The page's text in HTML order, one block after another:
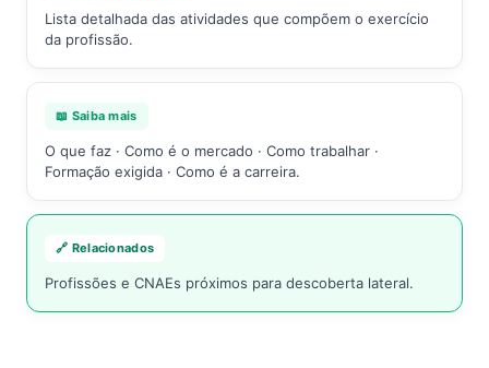
Lista detalhada das atividades que compõem o exercício
da profissão.
📖 Saiba mais
O que faz · Como é o mercado · Como trabalhar ·
Formação exigida · Como é a carreira.
🔗 Relacionados
Profissões e CNAEs próximos para descoberta lateral.